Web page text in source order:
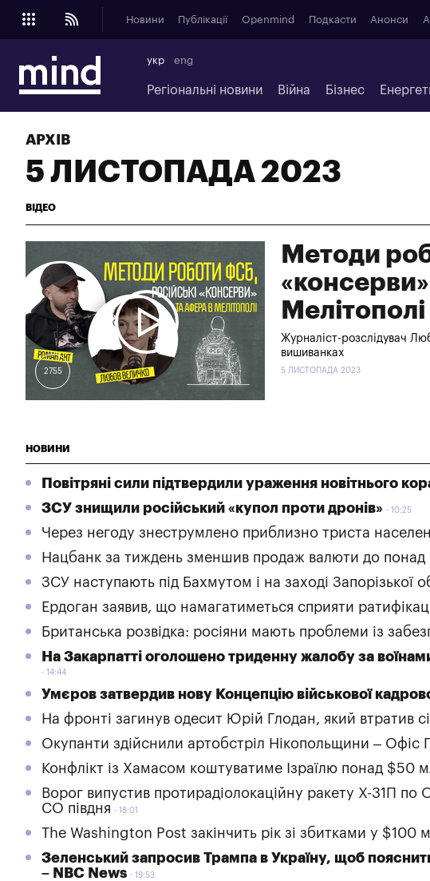
Новини Публікації Openmind Подкасти Анонси
укр eng
Регіональні новини Війна Бізнес
АРХІВ
5 ЛИСТОПАДА 2023
ВІДЕО
2755
Методи
Мелітополі
Журналіст-розслідувач
вишиванках
5 ЛИСТОПАДА 2023
НОВИНИ
Повітряні сили підтвердили ураження новітнього
ЗСУ знищили російський «купол проти дронів» 10:25
Через негоду знеструмлено приблизно триста
Нацбанк за тиждень зменшив продаж валюти до понад
ЗСУ наступають під Бахмутом і на заході Запорізької
Ердоган заявив, що намагатиметься сприяти
Британська розвідка: росіяни мають проблеми із
На Закарпатті оголошено триденну жалобу за
14:44
Умєров затвердив нову Концепцію військової
На фронті загинув одесит Юрій Глодан, який втратив
Окупанти здійснили артобстріл Нікопольщини – Офіс
Конфлікт із Хамасом коштуватиме Ізраїлю понад $50
Ворог випустив протирадіолокаційну ракету Х-31П
СО півдня
18:01
The Washington Post закінчить рік зі збитками у $100
Зеленський запросив Трампа в Україну, щоб
– NBC News
19:53